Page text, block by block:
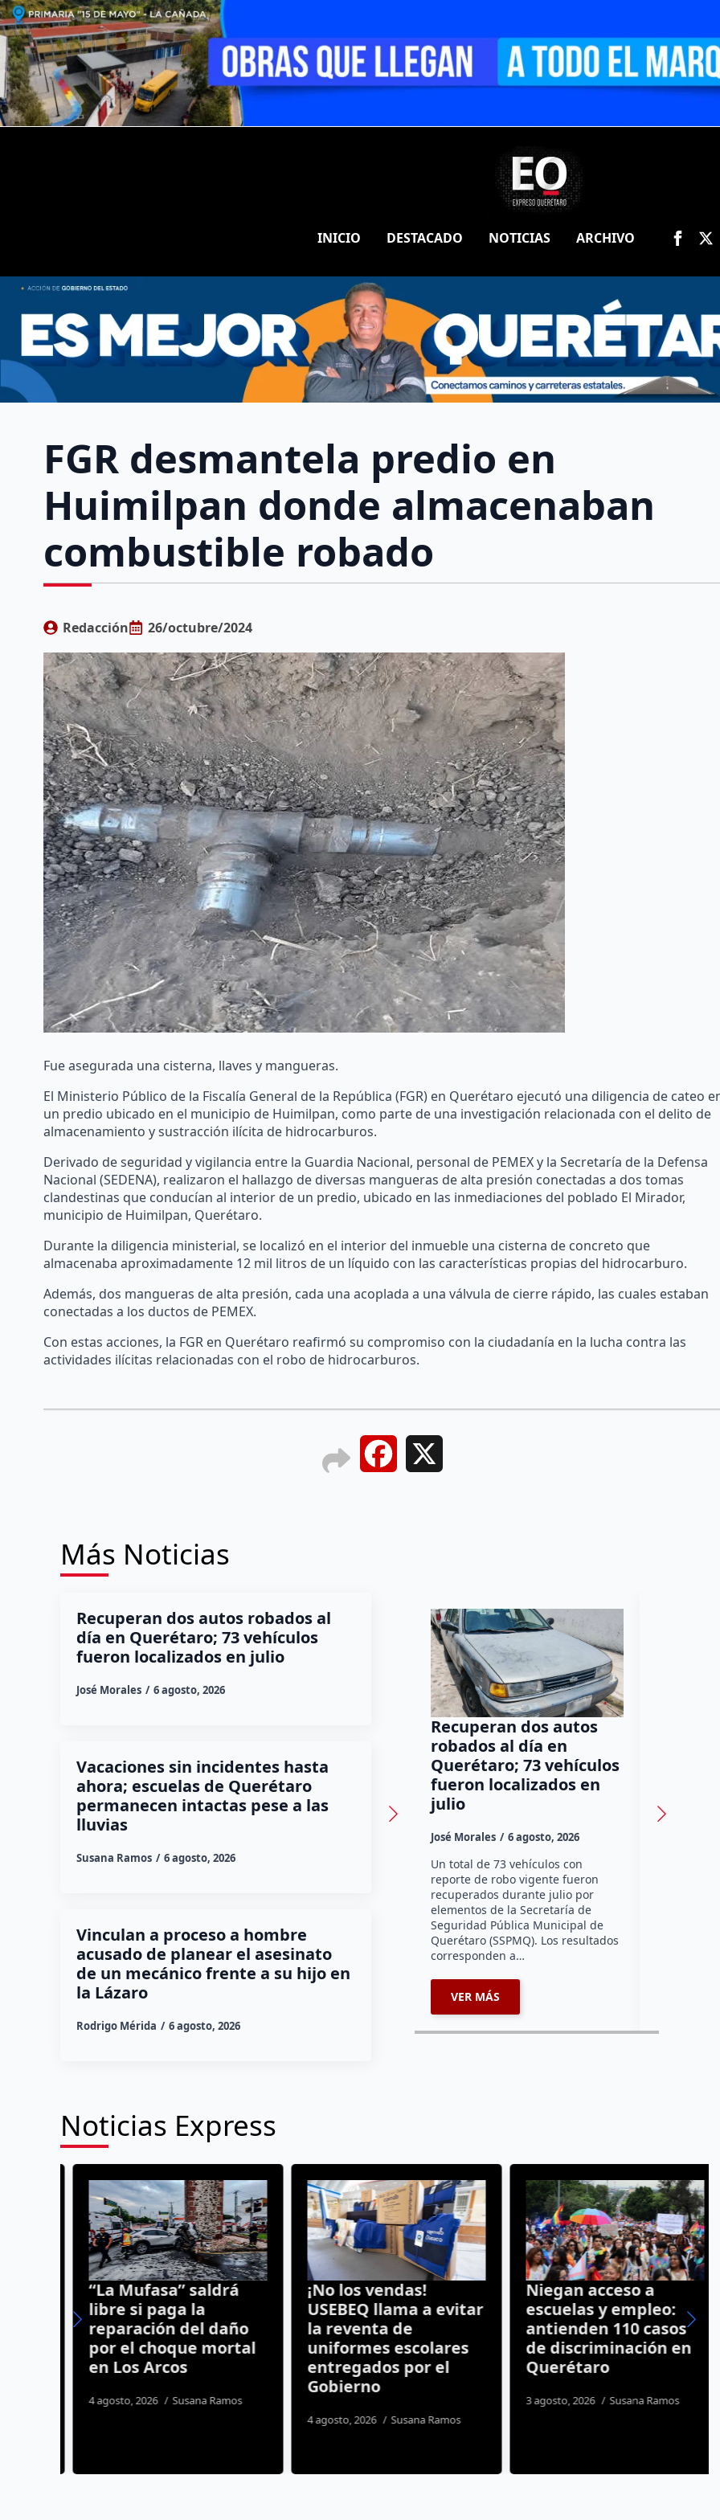
INICIO DESTACADO NOTICIAS ARCHIVO
FGR desmantela predio en
Huimilpan donde almacenaban
combustible robado
Redacción 26/octubre/2024
Fue asegurada una cisterna, llaves y mangueras.
El Ministerio Público de la Fiscalía General de la República (FGR) en Querétaro ejecutó una diligencia de cateo
un predio ubicado en el municipio de Huimilpan, como parte de una investigación relacionada con el delito de
almacenamiento y sustracción ilícita de hidrocarburos.
Derivado de seguridad y vigilancia entre la Guardia Nacional, personal de PEMEX y la Secretaría de la Defensa
Nacional (SEDENA), realizaron el hallazgo de diversas mangueras de alta presión conectadas a dos tomas
clandestinas que conducían al interior de un predio, ubicado en las inmediaciones del poblado El Mirador,
municipio de Huimilpan, Querétaro.
Durante la diligencia ministerial, se localizó en el interior del inmueble una cisterna de concreto que
almacenaba aproximadamente 12 mil litros de un líquido con las características propias del hidrocarburo.
Además, dos mangueras de alta presión, cada una acoplada a una válvula de cierre rápido, las cuales estaban
conectadas a los ductos de PEMEX.
Con estas acciones, la FGR en Querétaro reafirmó su compromiso con la ciudadanía en la lucha contra las
actividades ilícitas relacionadas con el robo de hidrocarburos.
Facebook
Más Noticias
Recuperan dos autos robados al
día en Querétaro; 73 vehículos
fueron localizados en julio
José Morales 6 agosto, 2026
Vacaciones sin incidentes hasta
ahora; escuelas de Querétaro
permanecen intactas pese a las
lluvias
Susana Ramos 6 agosto, 2026
Vinculan a proceso a hombre
acusado de planear el asesinato
de un mecánico frente a su hijo en
la Lázaro
Rodrigo Mérida 6 agosto, 2026
Recuperan dos autos
robados al día en
Querétaro; 73 vehículos
fueron localizados en
julio
José Morales 6 agosto, 2026
Un total de 73 vehículos con
reporte de robo vigente fueron
recuperados durante julio por
elementos de la Secretaría de
Seguridad Pública Municipal de
Querétaro (SSPMQ). Los resultados
corresponden a…
VER MÁS
pese a
Noticias Express
“La Mufasa” saldrá
libre si paga la
reparación del daño
por el choque mortal
en Los Arcos
4 agosto, 2026 Susana Ramos
¡No los vendas!
USEBEQ llama a evitar
la reventa de
uniformes escolares
entregados por el
Gobierno
4 agosto, 2026 Susana Ramos
Niegan acceso a
escuelas y empleo:
antienden 110 casos
de discriminación en
Querétaro
3 agosto, 2026 Susana Ramos